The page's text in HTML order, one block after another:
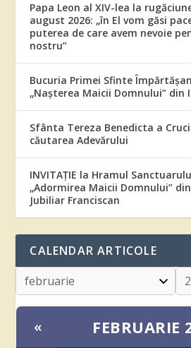
Papa Leon al XIV-lea la
august 2026: „în El vom găsi
puterea de care avem nevoie
nostru”
Bucuria Primei Sfinte
„Nașterea Maicii Domnului” din
Sfânta Tereza Benedicta a
căutarea Adevărului
INVITAȚIE la Hramul
„Adormirea Maicii Domnului”
Jubiliar Franciscan
CALENDAR ARTICOLE
« FEBRUARIE